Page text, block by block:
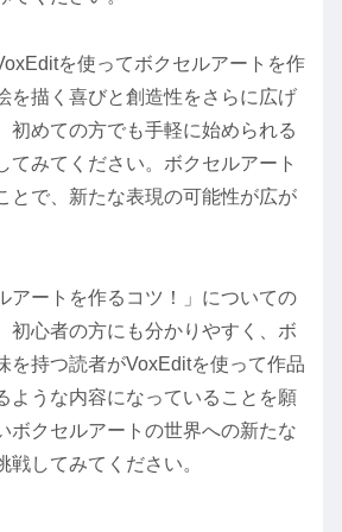
を使ってボクセルアートを作
を描く喜びと創造性をさらに広げ
初めての方でも手軽に始められる
てみてください。ボクセルアート
とで、新たな表現の可能性が広が
アートを作るコツ！」についての
初心者の方にも分かりやすく、ボ
を持つ読者がVoxEditを使って作品
ような内容になっていることを願
ボクセルアートの世界への新たな
戦してみてください。